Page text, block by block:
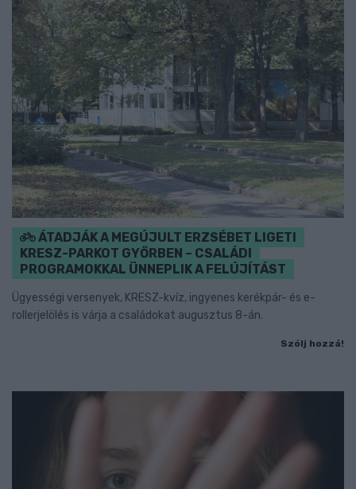
ÁTADJÁK A MEGÚJULT ERZSÉBET LIGETI
KRESZ-PARKOT GYŐRBEN – CSALÁDI
PROGRAMOKKAL ÜNNEPLIK A FELÚJÍTÁST
Ügyességi versenyek, KRESZ-kvíz, ingyenes kerékpár- és e-
rollerjelölés is várja a családokat augusztus 8-án.
Szólj hozzá!